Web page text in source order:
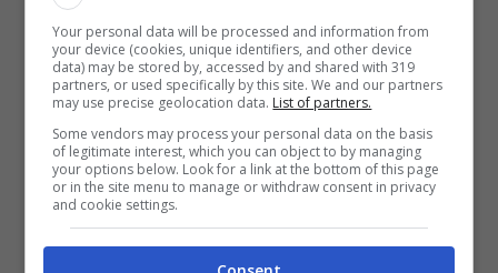
momento in cui questa non
funziona più.Non risulta essere
obbligatorio, a dire la verità, averlo a
bordo, ma lo è indossarlo se si
scende dall’auto fermaper strada,
fuori dai centri abitati, in sosta su
una piazzola o sulla corsia di
Your personal data will be processed and information from
your device (cookies, unique identifiers, and other device
data) may be stored by, accessed by and shared with 319
partners, or used specifically by this site. We and our partners
may use precise geolocation data. List of partners.
Some vendors may process your personal data on the basis
of legitimate interest, which you can object to by managing
your options below. Look for a link at the bottom of this page
or in the site menu to manage or withdraw consent in privacy
and cookie settings.